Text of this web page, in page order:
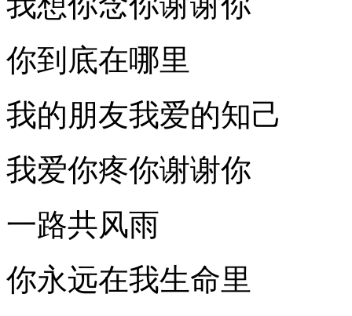
你到底在哪里
我的朋友我爱的知己
我爱你疼你谢谢你
一路共风雨
你永远在我生命里